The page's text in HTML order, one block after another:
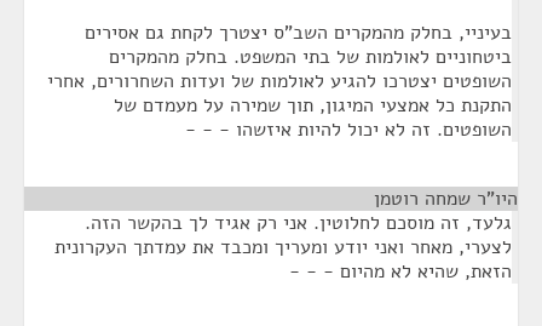
בעיניי, בחלק מהמקרים השב"ס יצטרך לקחת גם אסירים
ביטחוניים לאולמות של בתי המשפט. בחלק מהמקרים
השופטים יצטרכו להגיע לאולמות של ועדות השחרורים, אחרי
התקנת כל אמצעי המיגון, תוך שמירה על מעמדם של
השופטים. זה לא יכול להיות איזשהו - - -
היו"ר שמחה רוטמן
גלעד, זה מוסכם לחלוטין. אני רק אגיד לך בהקשר הזה.
לצערי, מאחר ואני יודע ומעריך ומכבד את עמדתך העקרונית
הזאת, שהיא לא מהיום - - -